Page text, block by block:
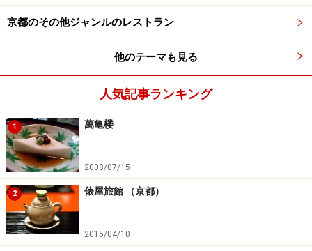
京都のその他ジャンルのレストラン
他のテーマも見る
人気記事ランキング
1 萬亀楼
2008/07/15
2 俵屋旅館 （京都）
2015/04/10